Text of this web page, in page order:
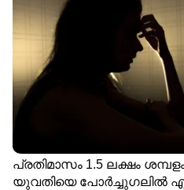
LATEST VIDEOS
ജലനിരപ്പ്
ഒഴിയാതെ
ഇറങ്ങാൻ ഇനിയും